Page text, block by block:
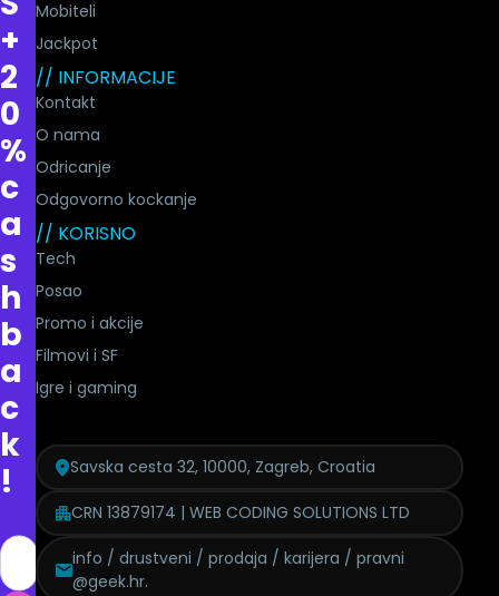
+
2
0
%
c
a
s
h
b
a
c
k
!
Mobiteli
Jackpot
// INFORMACIJE
Kontakt
O nama
Odricanje
Odgovorno kockanje
// KORISNO
Tech
Posao
Promo i akcije
Filmovi i SF
Igre i gaming
Savska cesta 32, 10000, Zagreb, Croatia
CRN 13879174 | WEB CODING SOLUTIONS LTD
info / drustveni / prodaja / karijera / pravni
@geek.hr.